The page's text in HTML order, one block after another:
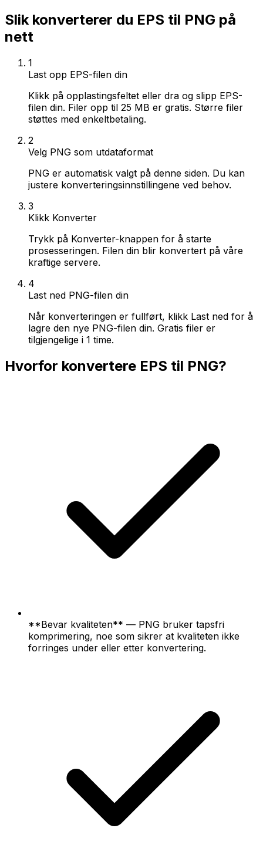
Slik konverterer du EPS til PNG på
nett
1
Last opp EPS-filen din
Klikk på opplastingsfeltet eller dra og slipp EPS-
filen din. Filer opp til 25 MB er gratis. Større filer
støttes med enkeltbetaling.
2
Velg PNG som utdataformat
PNG er automatisk valgt på denne siden. Du kan
justere konverteringsinnstillingene ved behov.
3
Klikk Konverter
Trykk på Konverter-knappen for å starte
prosesseringen. Filen din blir konvertert på våre
kraftige servere.
4
Last ned PNG-filen din
Når konverteringen er fullført, klikk Last ned for å
lagre den nye PNG-filen din. Gratis filer er
tilgjengelige i 1 time.
Hvorfor konvertere EPS til PNG?
**Bevar kvaliteten** — PNG bruker tapsfri
komprimering, noe som sikrer at kvaliteten ikke
forringes under eller etter konvertering.